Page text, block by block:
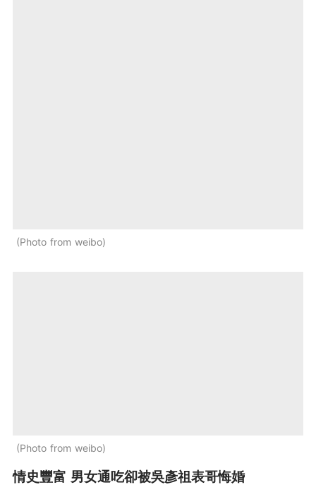
Photo from weibo
Photo from weibo
情史豐富 男女通吃卻被吳彥祖表哥悔婚